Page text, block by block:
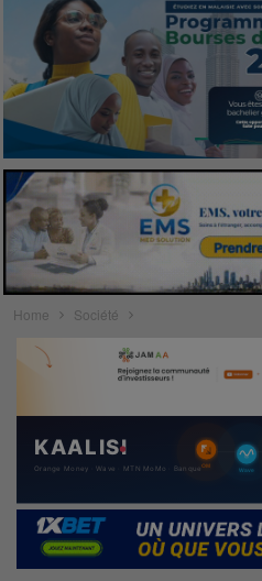
Home Société